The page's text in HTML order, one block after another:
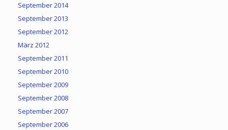
September 2014
September 2013
September 2012
März 2012
September 2011
September 2010
September 2009
September 2008
September 2007
September 2006